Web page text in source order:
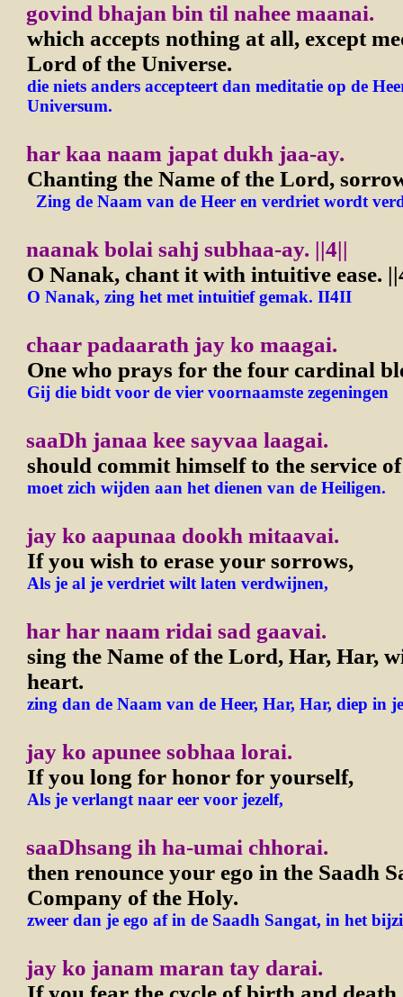
govind bhajan bin til nahee maanai.
which accepts nothing at all, except
Lord of the Universe.
die niets anders accepteert dan meditatie op de
Universum.
har kaa naam japat dukh jaa-ay.
Chanting the Name of the Lord,
Zing de Naam van de Heer en verdriet wordt
naanak bolai sahj subhaa-ay. ||4||
O Nanak, chant it with intuitive ease.
O Nanak, zing het met intuitief gemak. II4II
chaar padaarath jay ko maagai.
One who prays for the four cardinal
Gij die bidt voor de vier voornaamste zegeningen
saaDh janaa kee sayvaa laagai.
should commit himself to the service
moet zich wijden aan het dienen van de Heiligen.
jay ko aapunaa dookh mitaavai.
If you wish to erase your sorrows,
Als je al je verdriet wilt laten verdwijnen,
har har naam ridai sad gaavai.
sing the Name of the Lord, Har, Har,
heart.
zing dan de Naam van de Heer, Har, Har, diep in
jay ko apunee sobhaa lorai.
If you long for honor for yourself,
Als je verlangt naar eer voor jezelf,
saaDhsang ih ha-umai chhorai.
then renounce your ego in the Saadh
Company of the Holy.
zweer dan je ego af in de Saadh Sangat, in het
jay ko janam maran tay darai.